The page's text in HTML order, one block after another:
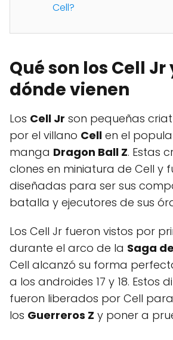
Cell?
Qué son los Cell Jr
dónde vienen
Los Cell Jr son pequeñas
por el villano Cell en el
manga Dragon Ball Z. Estas
clones en miniatura de Cell y
diseñadas para ser sus
batalla y ejecutores de sus
Los Cell Jr fueron vistos por
durante el arco de la Saga
Cell alcanzó su forma
a los androides 17 y 18. Estos
fueron liberados por Cell
los Guerreros Z y poner a